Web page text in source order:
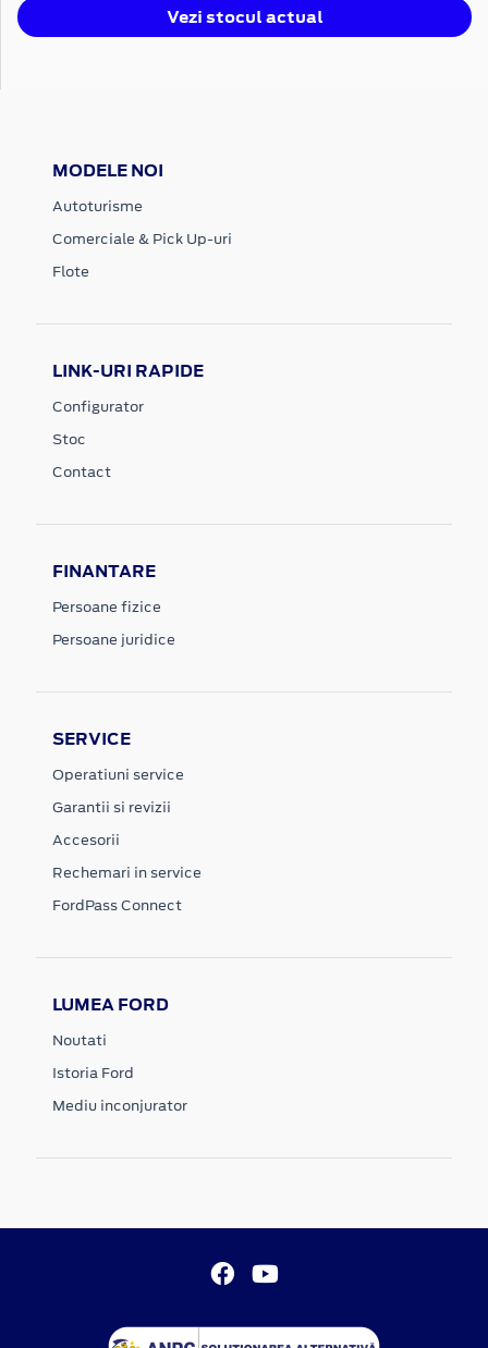
Vezi stocul actual
MODELE NOI
Autoturisme
Comerciale & Pick Up-uri
Flote
LINK-URI RAPIDE
Configurator
Stoc
Contact
FINANTARE
Persoane fizice
Persoane juridice
SERVICE
Operatiuni service
Garantii si revizii
Accesorii
Rechemari in service
FordPass Connect
LUMEA FORD
Noutati
Istoria Ford
Mediu inconjurator